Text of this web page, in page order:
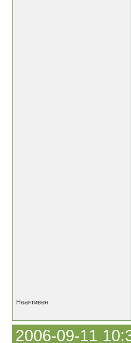
Неактивен
2006-09-11